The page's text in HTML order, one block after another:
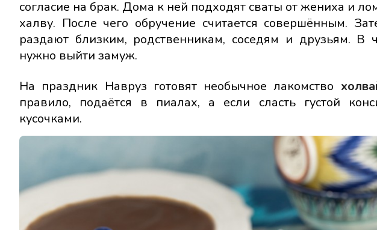
согласие на брак. Дома к ней подходят сваты от жениха и
халву. После чего обручение считается совершённым.
раздают близким, родственникам, соседям и друзьям. В
нужно выйти замуж.
На праздник Навруз готовят необычное лакомство
правило, подаётся в пиалах, а если сласть густой
кусочками.